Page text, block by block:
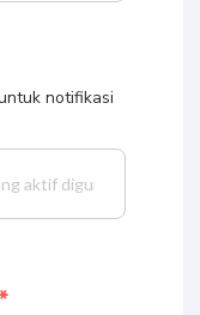
notifikasi